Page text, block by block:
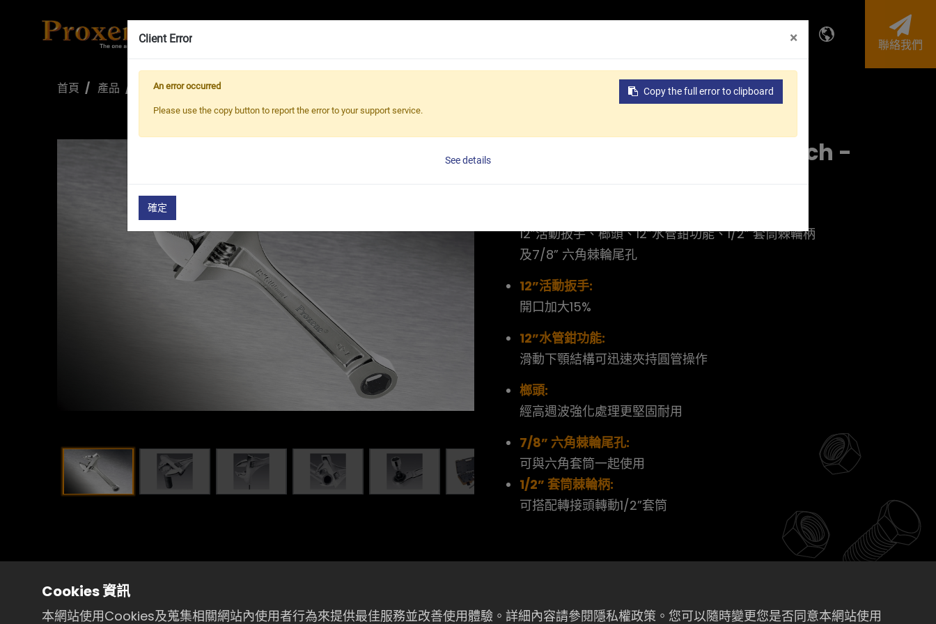
聯絡我們
首頁 產品 活動扳手 Hercules Adjustable Wrench - FH Series
Hercules Adjustable Wrench -
12”活動扳手、榔頭、12”水管鉗功能、1/2” 套筒棘輪柄
及7/8” 六角棘輪尾孔
12”活動扳手:
開口加大15%
12”水管鉗功能:
滑動下顎結構可迅速夾持圓管操作
榔頭:
經高週波強化處理更堅固耐用
7/8” 六角棘輪尾孔:
可與六角套筒一起使用
1/2” 套筒棘輪柄:
可搭配轉接頭轉動1/2”套筒
Cookies 資訊
本網站使用Cookies及蒐集相關網站內使用者行為來提供最佳服務並改善使用體驗。詳細內容請參閱隱私權政策。您可以隨時變更您是否同意本網站使用
Client Error ×
Copy the full error to clipboard
An error occurred
Please use the copy button to report the error to your support service.
See details
確定